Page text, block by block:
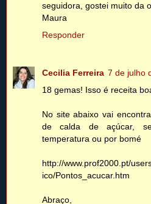
seguidora, gostei muito da
Maura
Responder
Cecilia Ferreira 7 de julho
18 gemas! Isso é receita
No site abaixo vai
de calda de açúcar,
temperatura ou por bomé
http://www.prof2000.pt/
ico/Pontos_acucar.htm
Abraço,